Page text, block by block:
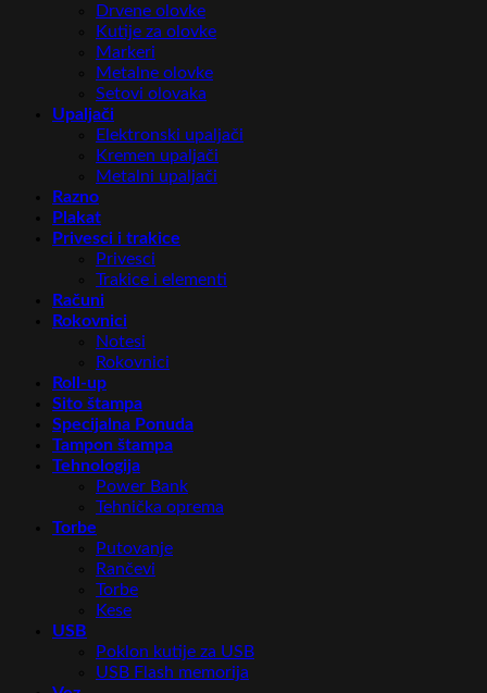
Drvene olovke
Kutije za olovke
Markeri
Metalne olovke
Setovi olovaka
Upaljači
Elektronski upaljači
Kremen upaljači
Metalni upaljači
Razno
Plakat
Privesci i trakice
Privesci
Trakice i elementi
Računi
Rokovnici
Notesi
Rokovnici
Roll-up
Sito štampa
Specijalna Ponuda
Tampon štampa
Tehnologija
Power Bank
Tehnička oprema
Torbe
Putovanje
Rančevi
Torbe
Kese
USB
Poklon kutije za USB
USB Flash memorija